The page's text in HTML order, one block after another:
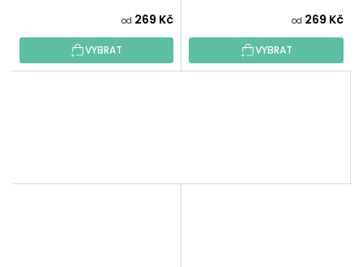
od 269 Kč
VYBRAT
od 269 Kč
VYBRAT